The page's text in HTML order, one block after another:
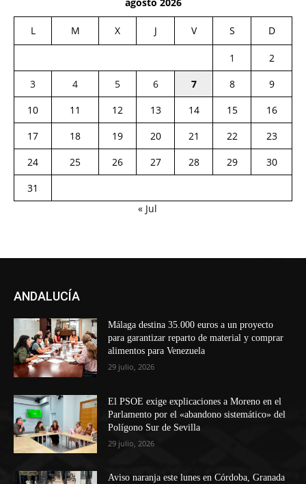
L M X J V S D
1
2
3
4 5 6 7 8
9
10
11 12 13 14 15
16
17
18 19 20 21 22
23
24
25 26 27 28 29
30
31
« Jul
ANDALUCÍA
Málaga destina 35.000 euros a un proyecto
para garantizar reparto de material y comprar
alimentos para Venezuela
29 julio, 2026
El PSOE exige explicaciones a Moreno en el
Parlamento por el «abandono sistemático» del
Polígono Sur de Sevilla
29 julio, 2026
Aviso naranja este lunes en Córdoba, Granada